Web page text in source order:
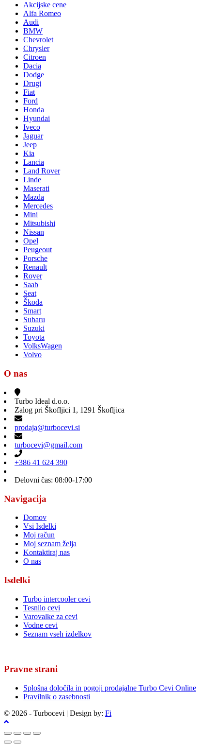
Akcijske cene
Alfa Romeo
Audi
BMW
Chevrolet
Chrysler
Citroen
Dacia
Dodge
Drugi
Fiat
Ford
Honda
Hyundai
Iveco
Jaguar
Jeep
Kia
Lancia
Land Rover
Linde
Maserati
Mazda
Mercedes
Mini
Mitsubishi
Nissan
Opel
Peugeout
Porsche
Renault
Rover
Saab
Seat
Škoda
Smart
Subaru
Suzuki
Toyota
VolksWagen
Volvo
O nas
Turbo Ideal d.o.o.
Zalog pri Škofljici 1, 1291 Škofljica
prodaja@turbocevi.si
turbocevi@gmail.com
+386 41 624 390
Delovni čas: 08:00-17:00
Navigacija
Domov
Vsi Isdelki
Moj račun
Moj seznam želja
Kontaktiraj nas
O nas
Isdelki
Turbo intercooler cevi
Tesnilo cevi
Varovalke za cevi
Vodne cevi
Seznam vseh izdelkov
Pravne strani
Splošna določila in pogoji prodajalne Turbo Cevi Online
Pravilnik o zasebnosti
© 2026 - Turbocevi | Design by: Fi